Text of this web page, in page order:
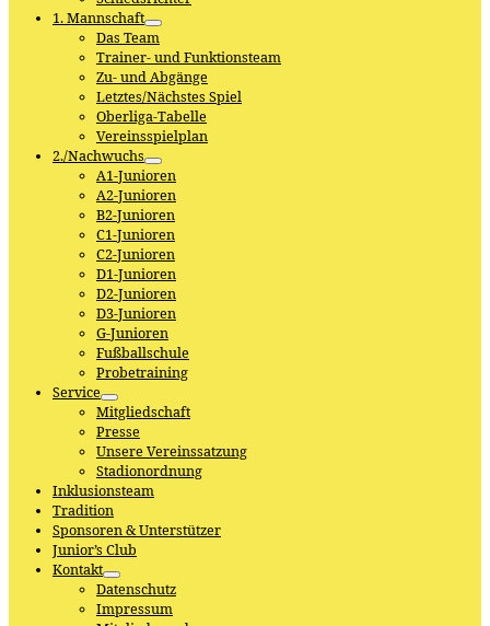
1. Mannschaft
Das Team
Trainer- und Funktionsteam
Zu- und Abgänge
Letztes/Nächstes Spiel
Oberliga-Tabelle
Vereinsspielplan
2./Nachwuchs
A1-Junioren
A2-Junioren
B2-Junioren
C1-Junioren
C2-Junioren
D1-Junioren
D2-Junioren
D3-Junioren
G-Junioren
Fußballschule
Probetraining
Service
Mitgliedschaft
Presse
Unsere Vereinssatzung
Stadionordnung
Inklusionsteam
Tradition
Sponsoren & Unterstützer
Junior’s Club
Kontakt
Datenschutz
Impressum